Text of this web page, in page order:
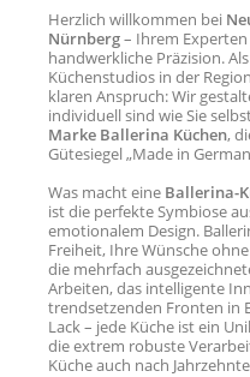
Herzlich willkommen bei
Nürnberg– Ihrem
handwerkliche Präzision.
Küchenstudios in der
klaren Anspruch: Wir
individuell sind wie Sie
Marke Ballerina Küchen,
Gütesiegel „Made in
Was macht eine Ballerina-
ist die perfekte Symbiose
emotionalem Design.
Freiheit, Ihre Wünsche
die mehrfach
Arbeiten, das intelligente
trendsetzenden Fronten in
Lack – jede Küche ist ein
die extrem robuste
Küche auch nach